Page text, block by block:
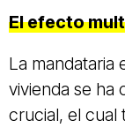
El efecto
La mandataria
vivienda se ha
crucial, el cual